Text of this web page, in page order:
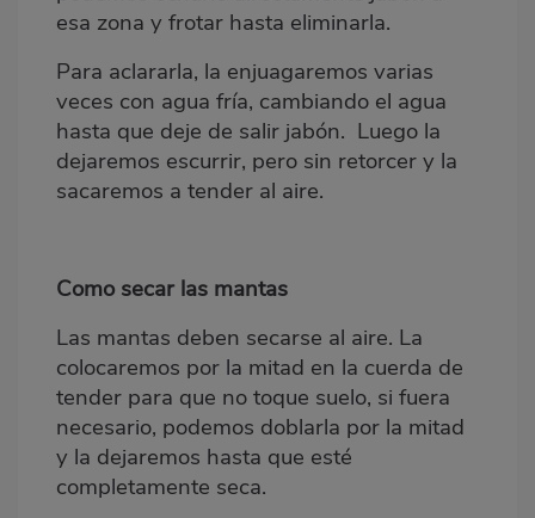
esa zona y frotar hasta eliminarla.
Para aclararla, la enjuagaremos varias
veces con agua fría, cambiando el agua
hasta que deje de salir jabón. Luego la
dejaremos escurrir, pero sin retorcer y la
sacaremos a tender al aire.
Como secar las mantas
Las mantas deben secarse al aire. La
colocaremos por la mitad en la cuerda de
tender para que no toque suelo, si fuera
necesario, podemos doblarla por la mitad
y la dejaremos hasta que esté
completamente seca.